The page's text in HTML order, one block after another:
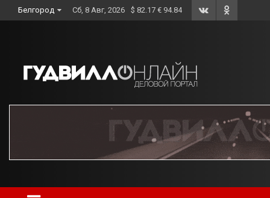
to
Белгород Сб, 8 Авг, 2026 $ 82.17 € 94.84